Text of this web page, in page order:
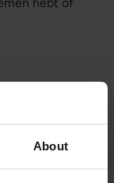
About
hebt of